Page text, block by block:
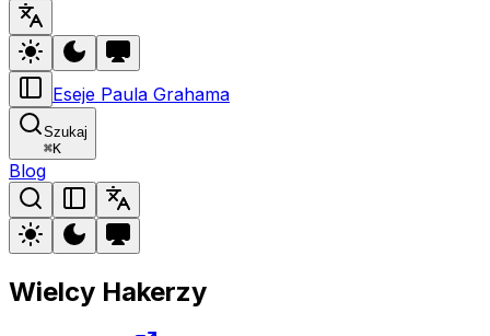
Eseje Paula Grahama
Szukaj
⌘K
Blog
Wielcy Hakerzy